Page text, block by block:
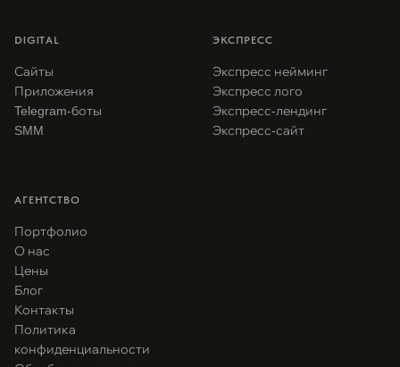
DIGITAL
Сайты
Приложения
Telegram-боты
SMM
ЭКСПРЕСС
Экспресс нейминг
Экспресс лого
Экспресс-лендинг
Экспресс-сайт
АГЕНТСТВО
Портфолио
О нас
Цены
Блог
Контакты
Политика
конфиденциальности